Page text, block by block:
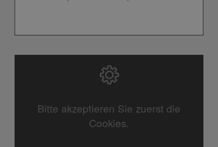
Bitte akzeptieren Sie zuerst die
Cookies.